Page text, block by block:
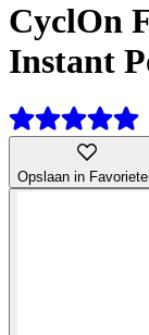
CyclOn
Instant
Opslaan in